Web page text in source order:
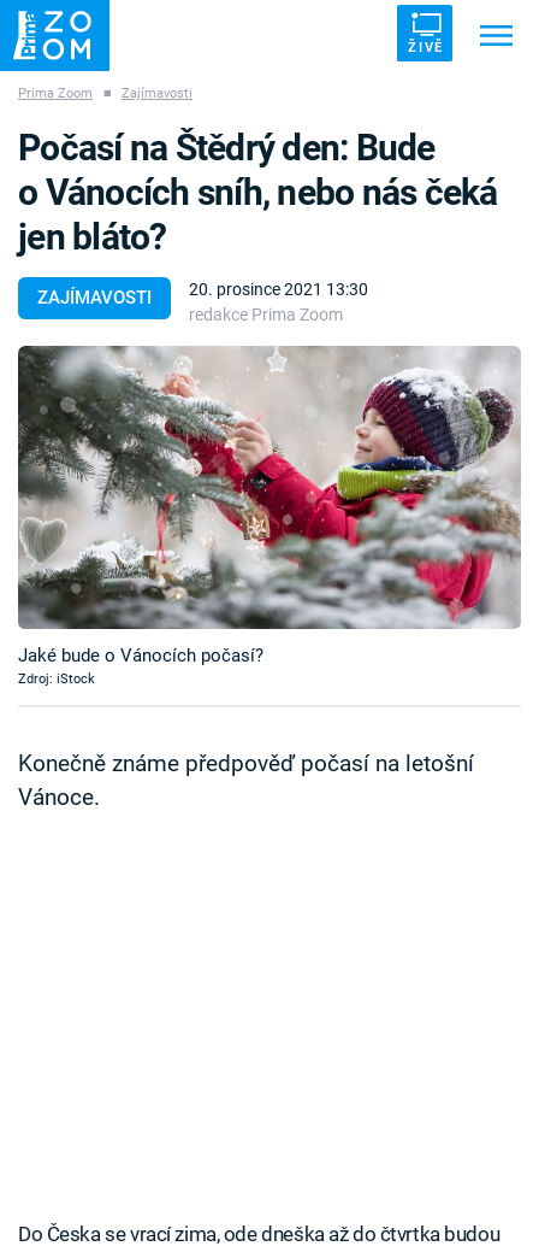
ŽIVĚ
ZÁHADY VETŘELCI DÁVNOVĚKU
Témata
Témata
Pořady
TV Program
Časopis
Sledujte prima+
Sledujte nás
Prima Zoom ■ Zajímavosti
ZAJÍMAVOSTI
20. prosince 2021 13:30
redakce Prima Zoom
Počasí na Štědrý den: Bude
o Vánocích sníh, nebo nás čeká
jen bláto?
Jaké bude o Vánocích počasí?
Zdroj: iStock
Konečně známe předpověď počasí na letošní
Vánoce.
Do Česka se vrací zima, ode dneška až do čtvrtka budou